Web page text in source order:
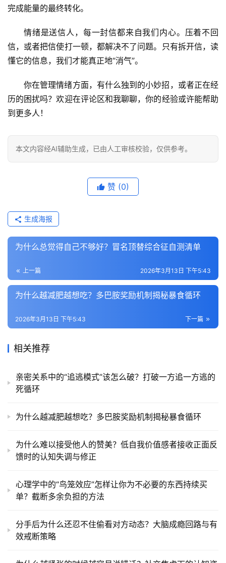
完成能量的最终转化。
情绪是送信人，每一封信都来自我们内心。压着不回
信，或者把信使打一顿，都解决不了问题。
只有拆开信，读
懂它的信息，我们才能真正地“消气”。
你在管理情绪方面，有什么独到的小妙招，或者正在经
历的困扰吗？欢迎在评论区和我聊聊，你的经验或许能帮助
到更多人！
本文内容经AI辅助生成，已由人工审核校验，仅供参考。
赞 (0)
生成海报
为什么总觉得自己不够好？冒名顶替综合征自测清单
上一篇 2026年3月13日 下午5:43
为什么越减肥越想吃？多巴胺奖励机制揭秘暴食循环
下一篇
2026年3月13日 下午5:43
相关推荐
亲密关系中的“追逃模式”该怎么破？打破一方追一方逃的
死循环
为什么越减肥越想吃？多巴胺奖励机制揭秘暴食循环
为什么难以接受他人的赞美？低自我价值感者接收正面反
馈时的认知失调与修正
心理学中的“鸟笼效应”怎样让你为不必要的东西持续买
单？截断多余负担的方法
分手后为什么还忍不住偷看对方动态？大脑成瘾回路与有
效戒断策略